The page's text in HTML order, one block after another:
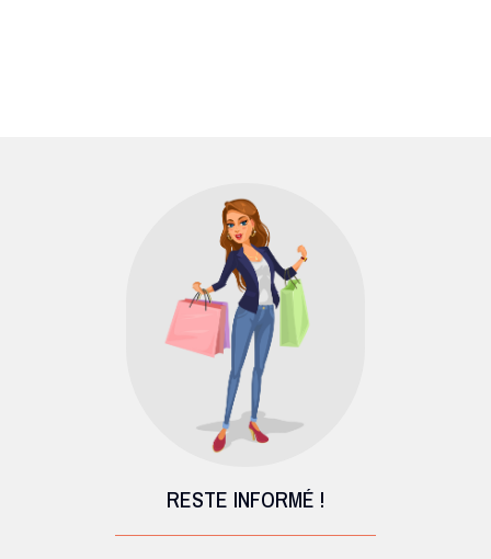
RESTE INFORMÉ !